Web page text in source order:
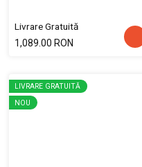
Livrare Gratuită
1,089.00 RON
LIVRARE GRATUITĂ
NOU